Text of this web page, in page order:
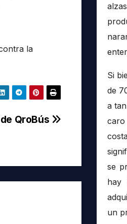
la
QroBús
Si
de
a
se
hay
un